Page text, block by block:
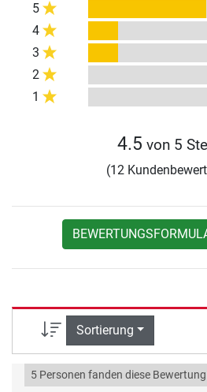
5
4
3
2
1
4.5 von 5
(12
Sortierung
5 Personen fanden diese